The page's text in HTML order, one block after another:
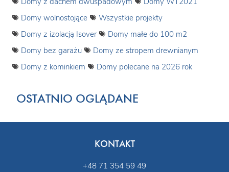
Domy wolnostojące
Wszystkie projekty
Domy z izolacją Isover
Domy małe do 100 m2
Domy bez garażu
Domy ze stropem drewnianym
Domy z kominkiem
Domy polecane na 2026 rok
OSTATNIO OGLĄDANE
KONTAKT
+48 71 354 59 49